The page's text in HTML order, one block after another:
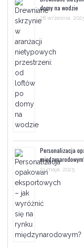
domy na wodzie
28 września,
Personalizacja
21 maja, 2025